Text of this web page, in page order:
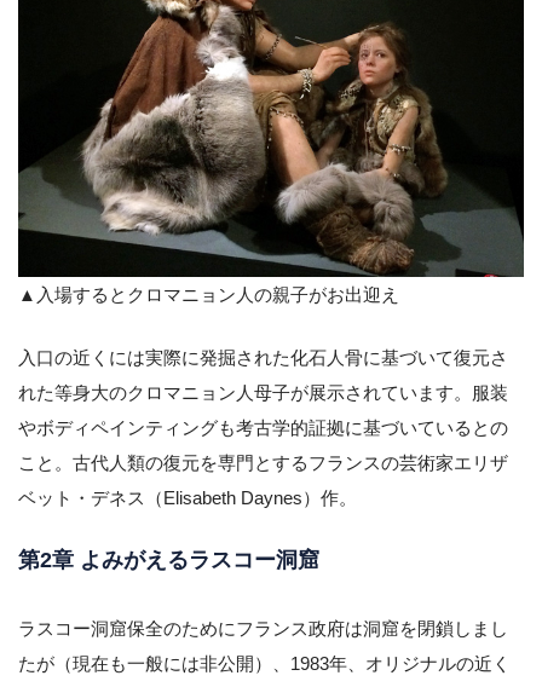
▲入場するとクロマニョン人の親子がお出迎え
入口の近くには実際に発掘された化石人骨に基づいて復元さ
れた等身大のクロマニョン人母子が展示されています。服装
やボディペインティングも考古学的証拠に基づいているとの
こと。古代人類の復元を専門とするフランスの芸術家エリザ
ベット・デネス（Elisabeth Daynes）作。
第2章 よみがえるラスコー洞窟
ラスコー洞窟保全のためにフランス政府は洞窟を閉鎖しまし
たが（現在も一般には非公開）、1983年、オリジナルの近く